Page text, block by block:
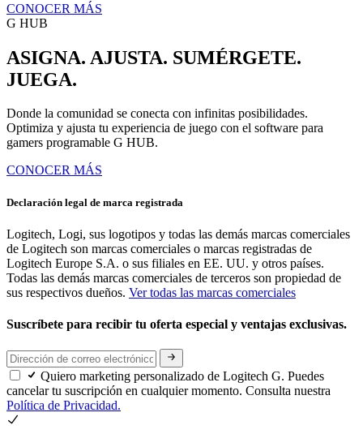
CONOCER MÁS
G HUB
ASIGNA. AJUSTA. SUMÉRGETE.
JUEGA.
Donde la comunidad se conecta con infinitas posibilidades.
Optimiza y ajusta tu experiencia de juego con el software para
gamers programable G HUB.
CONOCER MÁS
Declaración legal de marca registrada
Logitech, Logi, sus logotipos y todas las demás marcas comerciales
de Logitech son marcas comerciales o marcas registradas de
Logitech Europe S.A. o sus filiales en EE. UU. y otros países.
Todas las demás marcas comerciales de terceros son propiedad de
sus respectivos dueños. Ver todas las marcas comerciales
Suscríbete para recibir tu oferta especial y ventajas exclusivas.
Quiero marketing personalizado de Logitech G. Puedes
cancelar tu suscripción en cualquier momento. Consulta nuestra
Política de Privacidad.